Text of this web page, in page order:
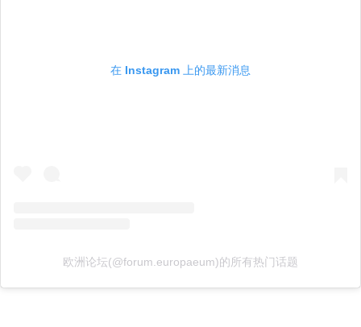
在 Instagram 上的最新消息
欧洲论坛(@forum.europaeum)的所有热门话题